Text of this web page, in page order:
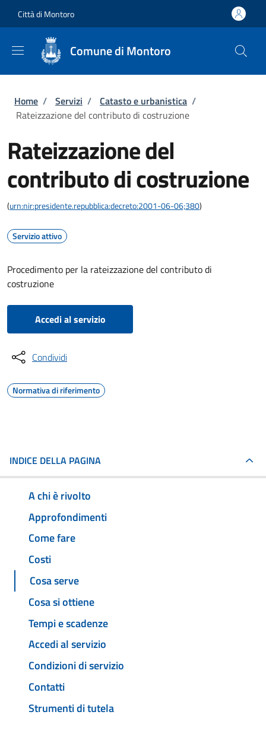
Città di Montoro
Comune di Montoro
Briciole di pane
Home / Servizi / Catasto e urbanistica /
Rateizzazione del contributo di costruzione
Rateizzazione del
contributo di costruzione
(urn:nir:presidente.repubblica:decreto:2001-06-06;380)
Servizio attivo
Procedimento per la rateizzazione del contributo di
costruzione
Accedi al servizio
Condividi
Normativa di riferimento
INDICE DELLA PAGINA
A chi è rivolto
Approfondimenti
Come fare
Costi
Cosa serve
Cosa si ottiene
Tempi e scadenze
Accedi al servizio
Condizioni di servizio
Contatti
Strumenti di tutela